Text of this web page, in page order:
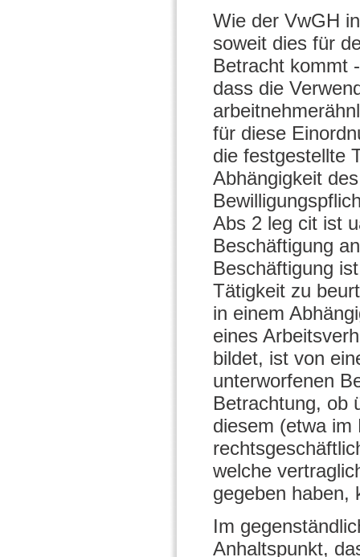
Wie der VwGH
soweit dies für
Betracht kommt
dass die
für diese
die festgestellte
Abhängigkeit
Abs 2 leg cit ist
Beschäftigung
Beschäftigung
Tätigkeit zu
in einem
eines
bildet, ist von
unterworfenen
Betrachtung, ob
diesem (etwa im
welche
gegeben haben,
Im
Anhaltspunkt,